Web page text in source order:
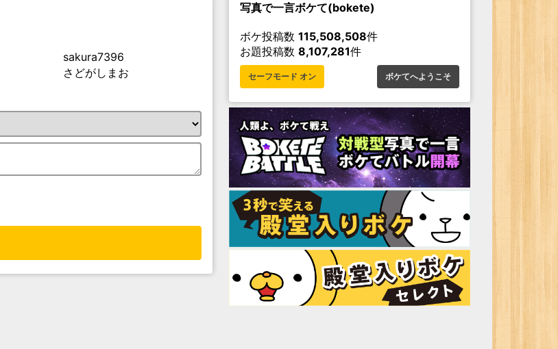
sakura7396
さどがしまお
写真で一言ボケて(bokete)
ボケ投稿数 115,508,508件
お題投稿数 8,107,281件
セーフモード オン ボケてへようこそ